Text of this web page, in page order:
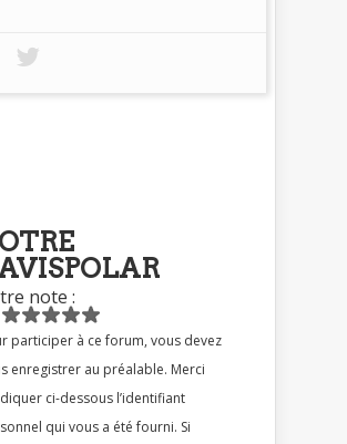
note :
à ce forum, vous devez
enregistrer au préalable. Merci
ci-dessous l’identifiant
qui vous a été fourni. Si